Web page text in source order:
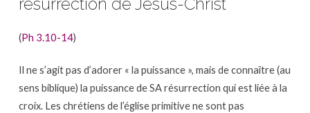
résurrection de Jésus-Christ
(Ph 3.10-14)
Il ne s’agit pas d’adorer « la puissance », mais de connaître (au
sens biblique) la puissance de SA résurrection qui est liée à la
croix. Les chrétiens de l’église primitive ne sont pas